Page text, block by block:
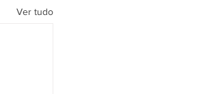
Ver tudo